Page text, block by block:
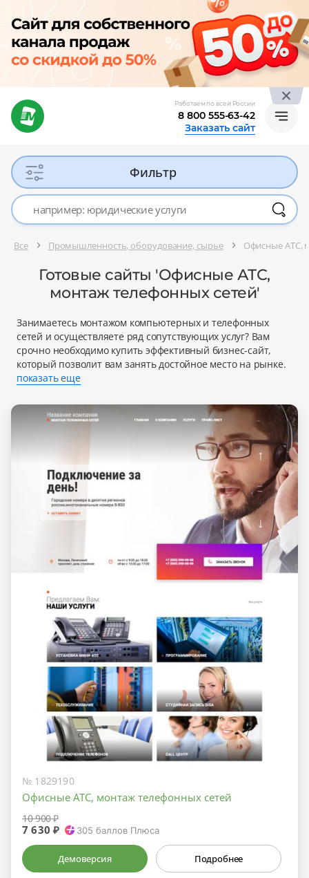
Работаем по всей России
8 800 555-63-42
Заказать сайт
Фильтр
Все Промышленность, оборудование, сырье Офисные АТС,
Готовые сайты 'Офисные АТС,
монтаж телефонных сетей'
Занимаетесь монтажом компьютерных и телефонных
сетей и осуществляете ряд сопутствующих услуг? Вам
срочно необходимо купить эффективный бизнес-сайт,
который позволит вам занять достойное место на рынке.
показать еще
№ 1829190
Офисные АТС, монтаж телефонных сетей
10 900 ₽
7 630 ₽ 305 баллов Плюса
Демоверсия Подробнее